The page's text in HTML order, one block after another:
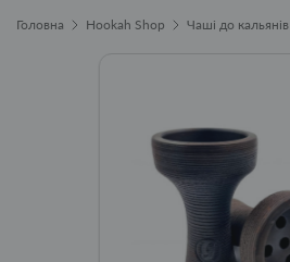
Головна Hookah Shop Чаші до кальянів